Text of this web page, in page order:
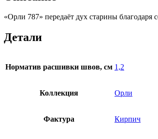
«Орли 787» передаёт дух старины
Детали
Норматив расшивки швов, см 1,2
Коллекция Орли
Фактура Кирпич